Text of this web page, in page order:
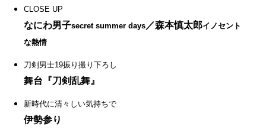
CLOSE UP
なにわ男子secret summer days ／森本慎太郎イノセント
な熱情
刀剣男士19振り撮り下ろし
舞台『刀剣乱舞』
新時代に清々しい気持ちで
伊勢参り